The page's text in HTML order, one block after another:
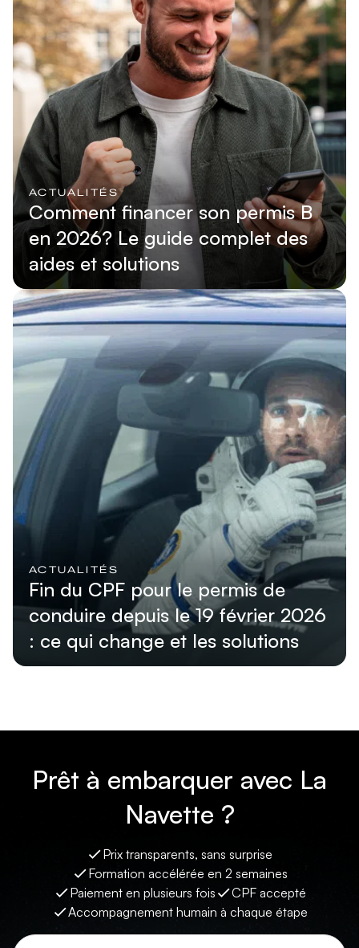
ACTUALITÉS
Comment financer son permis B
en 2026? Le guide complet des
aides et solutions
Lire l'article
ACTUALITÉS
Fin du CPF pour le permis de
conduire depuis le 19 février 2026
: ce qui change et les solutions
Prêt à embarquer avec La
Navette ?
Prix transparents, sans surprise
Formation accélérée en 2 semaines
Paiement en plusieurs fois
CPF accepté
Accompagnement humain à chaque étape